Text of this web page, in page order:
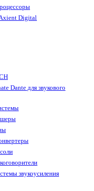
Digital
Dante для звукового
звукоусиления